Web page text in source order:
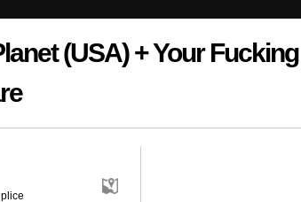
(USA) + Your Fucking